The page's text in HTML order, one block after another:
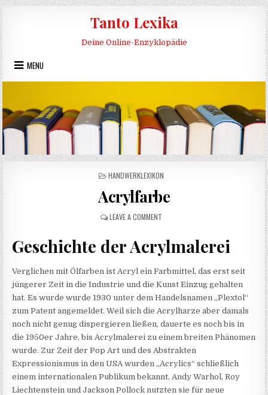
Skip to content
Tanto Lexika
Deine Online-Enzyklopädie
MENU
POSTED IN
HANDWERKLEXIKON
Acrylfarbe
LEAVE A COMMENTON ACRYLFARBE
Geschichte der Acrylmalerei
Verglichen mit Ölfarben ist Acryl ein Farbmittel, das erst seit
jüngerer Zeit in die Industrie und die Kunst Einzug gehalten
hat. Es wurde wurde 1930 unter dem Handelsnamen „Plextol“
zum Patent angemeldet. Weil sich die Acrylharze aber damals
noch nicht genug dispergieren ließen, dauerte es noch bis in
die 1950er Jahre, bis Acrylmalerei zu einem breiten Phänomen
wurde. Zur Zeit der Pop Art und des Abstrakten
Expressionismus in den USA wurden „Acrylics“ schließlich
einem internationalen Publikum bekannt, Andy Warhol, Roy
Liechtenstein und Jackson Pollock nutzten sie für neue